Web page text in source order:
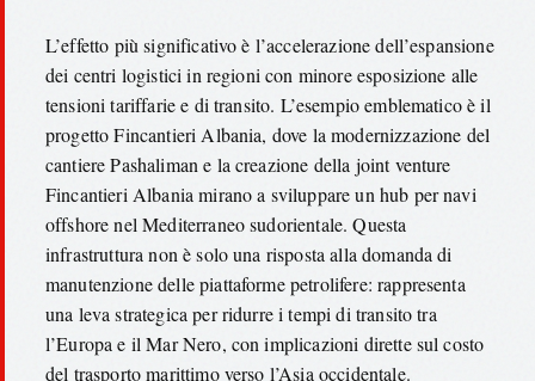
L’effetto più significativo è l’accelerazione dell’espansione
dei centri logistici in regioni con minore esposizione alle
tensioni tariffarie e di transito. L’esempio emblematico è il
progetto Fincantieri Albania, dove la modernizzazione del
cantiere Pashaliman e la creazione della joint venture
Fincantieri Albania mirano a sviluppare un hub per navi
offshore nel Mediterraneo sudorientale. Questa
infrastruttura non è solo una risposta alla domanda di
manutenzione delle piattaforme petrolifere: rappresenta
una leva strategica per ridurre i tempi di transito tra
l’Europa e il Mar Nero, con implicazioni dirette sul costo
del trasporto marittimo verso l’Asia occidentale.